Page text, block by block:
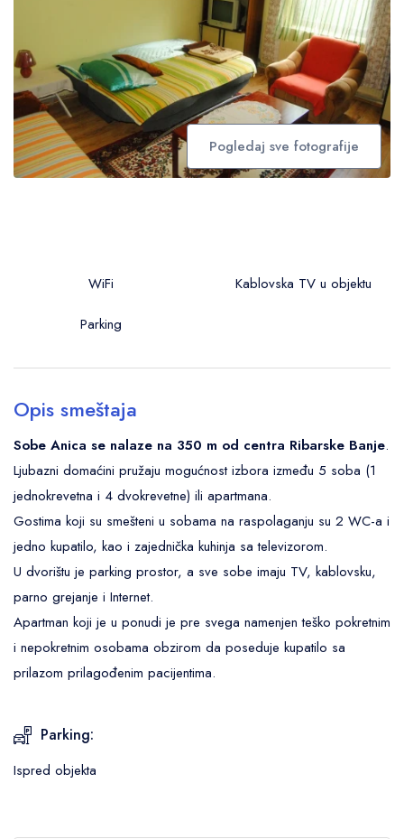
Pogledaj sve fotografije
WiFi Kablovska TV u objektu
Parking
Opis smeštaja
Sobe Anica se nalaze na 350 m od centra Ribarske Banje.
Ljubazni domaćini pružaju mogućnost izbora između 5 soba (1
jednokrevetna i 4 dvokrevetne) ili apartmana.
Gostima koji su smešteni u sobama na raspolaganju su 2 WC-a i
jedno kupatilo, kao i zajednička kuhinja sa televizorom.
U dvorištu je parking prostor, a sve sobe imaju TV, kablovsku,
parno grejanje i Internet.
Apartman koji je u ponudi je pre svega namenjen teško pokretnim
i nepokretnim osobama obzirom da poseduje kupatilo sa
prilazom prilagođenim pacijentima.
Parking:
Ispred objekta